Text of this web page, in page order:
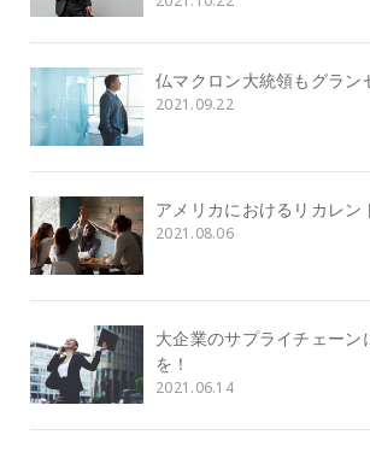
仏マクロン大統領もグラン
2021.09.22
アメリカにおけるリカレン
2021.08.06
大企業のサプライチェーン
を！
2021.06.14